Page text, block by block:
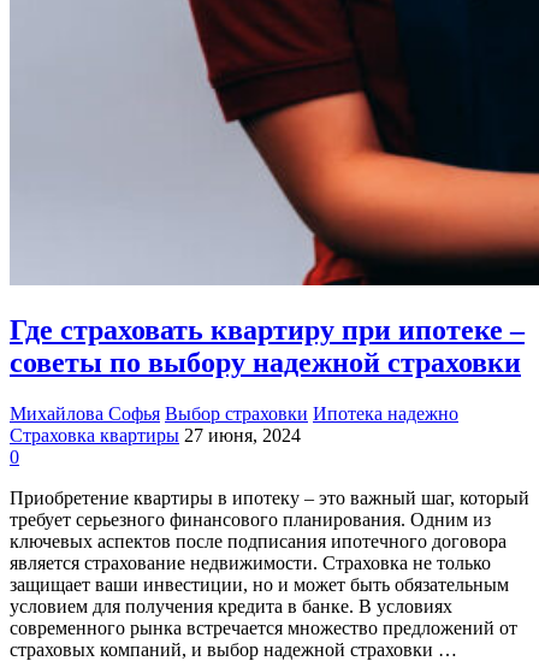
Где страховать квартиру при ипотеке –
советы по выбору надежной страховки
Михайлова Софья Выбор страховки Ипотека надежно
Страховка квартиры 27 июня, 2024
0
Приобретение квартиры в ипотеку – это важный шаг, который
требует серьезного финансового планирования. Одним из
ключевых аспектов после подписания ипотечного договора
является страхование недвижимости. Страховка не только
защищает ваши инвестиции, но и может быть обязательным
условием для получения кредита в банке. В условиях
современного рынка встречается множество предложений от
страховых компаний, и выбор надежной страховки …